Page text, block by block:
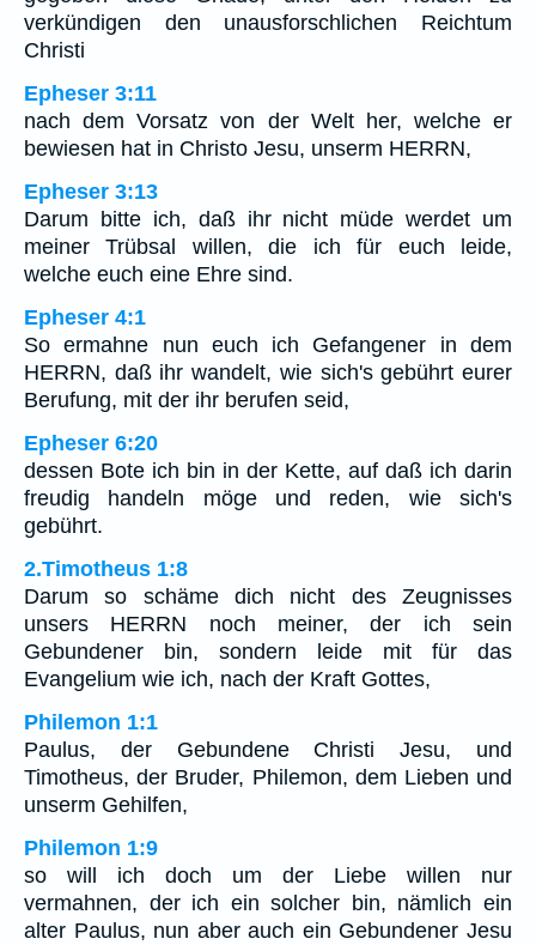
verkündigen den unausforschlichen Reichtum
Christi
Epheser 3:11
nach dem Vorsatz von der Welt her, welche er
bewiesen hat in Christo Jesu, unserm HERRN,
Epheser 3:13
Darum bitte ich, daß ihr nicht müde werdet um
meiner Trübsal willen, die ich für euch leide,
welche euch eine Ehre sind.
Epheser 4:1
So ermahne nun euch ich Gefangener in dem
HERRN, daß ihr wandelt, wie sich's gebührt eurer
Berufung, mit der ihr berufen seid,
Epheser 6:20
dessen Bote ich bin in der Kette, auf daß ich darin
freudig handeln möge und reden, wie sich's
gebührt.
2.Timotheus 1:8
Darum so schäme dich nicht des Zeugnisses
unsers HERRN noch meiner, der ich sein
Gebundener bin, sondern leide mit für das
Evangelium wie ich, nach der Kraft Gottes,
Philemon 1:1
Paulus, der Gebundene Christi Jesu, und
Timotheus, der Bruder, Philemon, dem Lieben und
unserm Gehilfen,
Philemon 1:9
so will ich doch um der Liebe willen nur
vermahnen, der ich ein solcher bin, nämlich ein
alter Paulus, nun aber auch ein Gebundener Jesu